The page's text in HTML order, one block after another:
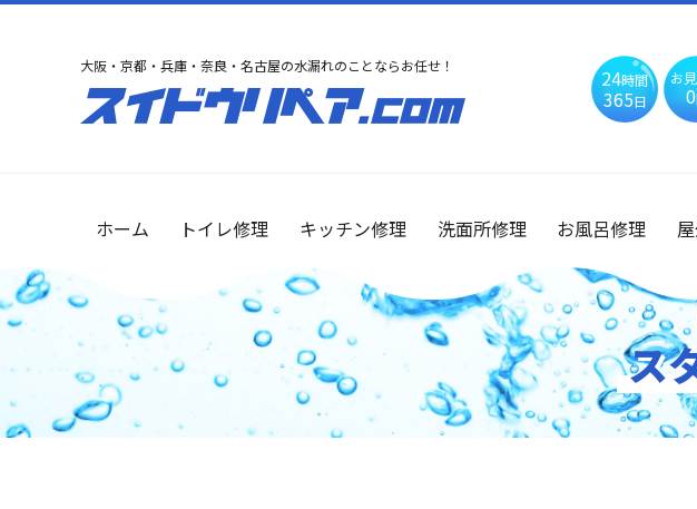
大阪・京都・兵庫・奈良・名古屋の水漏れのことならお任せ！ 24時間
365日
お
0
ホーム トイレ修理 キッチン修理 洗面所修理 お風呂修理
ス